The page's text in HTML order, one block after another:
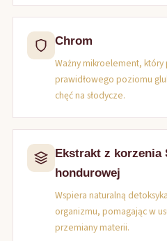
Chrom
Ważny mikroelement,
prawidłowego poziomu
chęć na słodycze.
Ekstrakt z korzenia
hondurowej
Wspiera naturalną
organizmu, pomagając w
przemiany materii.